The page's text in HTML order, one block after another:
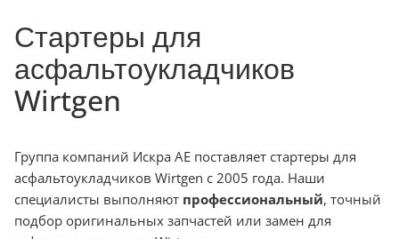
Стартеры для
асфальтоукладчиков
Wirtgen
Группа компаний Искра АЕ поставляет стартеры для
асфальтоукладчиков Wirtgen с 2005 года. Наши
специалисты выполняют профессиональный, точный
подбор оригинальных запчастей или замен для